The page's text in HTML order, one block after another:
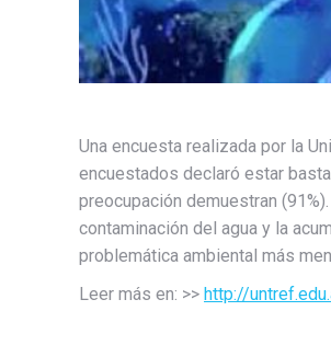
Una encuesta realizada por la
encuestados declaró estar
preocupación demuestran
contaminación del agua y la
problemática ambiental más
Leer más en: >> http://